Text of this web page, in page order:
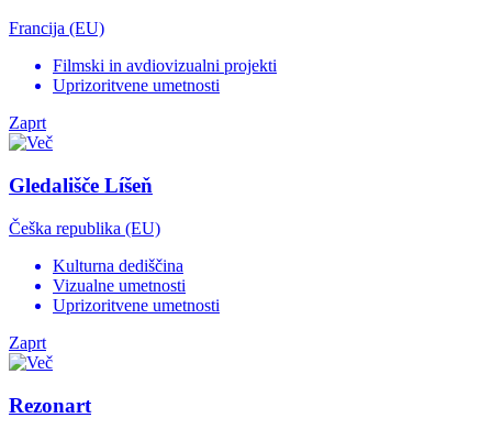
Francija (EU)
Filmski in avdiovizualni projekti
Uprizoritvene umetnosti
Zaprt
Gledališče Líšeň
Češka republika (EU)
Kulturna dediščina
Vizualne umetnosti
Uprizoritvene umetnosti
Zaprt
Rezonart